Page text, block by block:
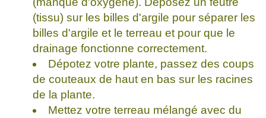
(tissu) sur les billes d'argile pour séparer les
billes d'argile et le terreau et pour que le
drainage fonctionne correctement.
Dépotez votre plante, passez des coups
de couteaux de haut en bas sur les racines
de la plante.
Mettez votre terreau mélangé avec du